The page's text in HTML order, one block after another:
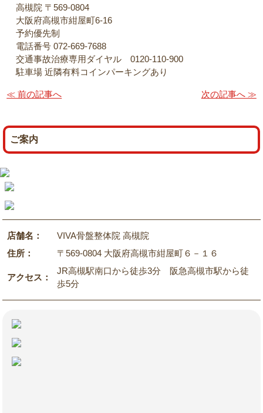
高槻院 〒569-0804
大阪府高槻市紺屋町6-16
予約優先制
電話番号 072-669-7688
交通事故治療専用ダイヤル 0120-110-900
駐車場 近隣有料コインパーキングあり
≪ 前の記事へ 次の記事へ ≫
ご案内
店舗名：
VIVA骨盤整体院 高槻院
住所：
〒569-0804 大阪府高槻市紺屋町６－１６
アクセス：
JR高槻駅南口から徒歩3分 阪急高槻市駅から徒
歩5分